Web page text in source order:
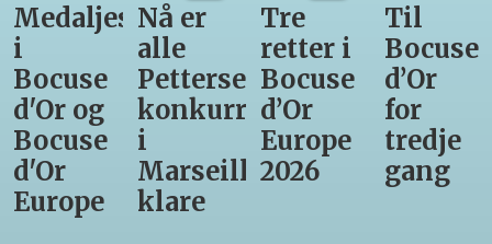
Medaljestatistikk
i
Bocuse
d'Or og
Bocuse
d'Or
Europe
Nå er
alle
Pettersens
konkurrenter
i
Marseille
klare
Tre
retter i
Bocuse
d’Or
Europe
2026
Til
Bocuse
d’Or
for
tredje
gang